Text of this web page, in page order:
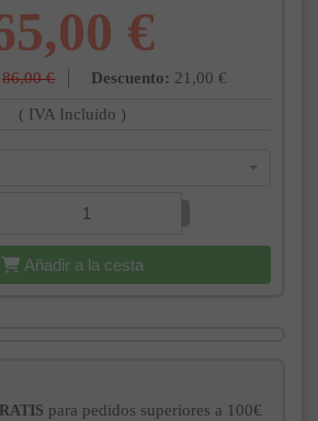
€
86,00 € Descuento: 21,00 €
( IVA Incluido )
Añadir a la cesta
para pedidos superiores a 100€